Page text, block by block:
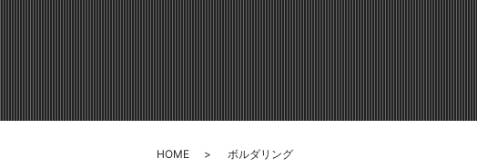
HOME ボルダリング